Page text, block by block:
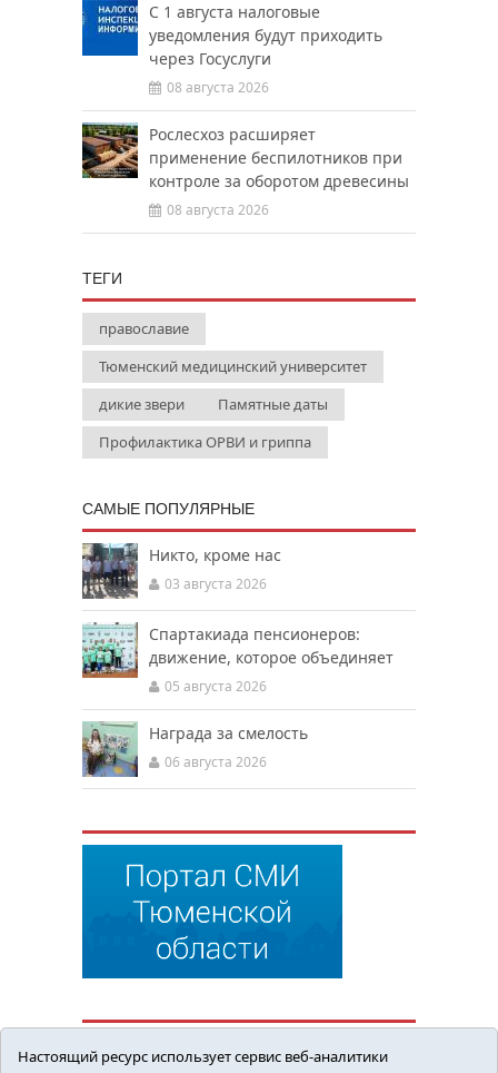
С 1 августа налоговые
уведомления будут приходить
через Госуслуги
08 августа 2026
Рослесхоз расширяет
применение беспилотников при
контроле за оборотом древесины
08 августа 2026
ТЕГИ
православие
Тюменский медицинский университет
дикие звери
Памятные даты
Профилактика ОРВИ и гриппа
САМЫЕ ПОПУЛЯРНЫЕ
Никто, кроме нас
03 августа 2026
Спартакиада пенсионеров:
движение, которое объединяет
05 августа 2026
Награда за смелость
06 августа 2026
Настоящий ресурс использует сервис веб-аналитики